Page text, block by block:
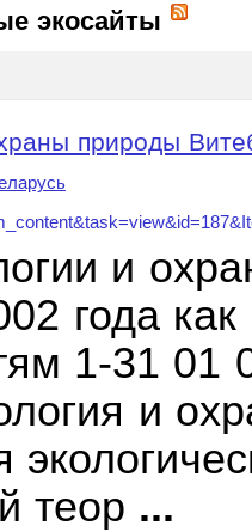
экосайты
природы
и
года
1-31 01
и
теор ...